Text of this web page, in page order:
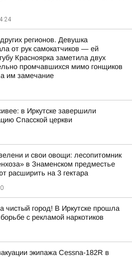
регионов. Девушка
от рук самокатчиков — ей
Красноярка заметила двух
промчавшихся мимо гонщиков
им замечание
в Иркутске завершили
Спасской церкви
и свои овощи: лесопитомник
в Знаменском предместье
расширить на 3 гектара
чистый город! В Иркутске прошла
с рекламой наркотиков
экипажа Cessna-182R в